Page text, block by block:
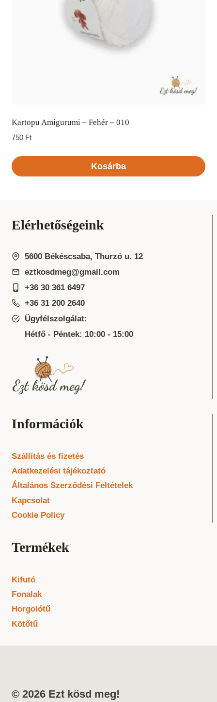
Kartopu Amigurumi – Fehér – 010
750 Ft
Kosárba
Elérhetőségeink
5600 Békéscsaba, Thurzó u. 12
eztkosdmeg@gmail.com
+36 30 361 6497
+36 31 200 2640
Ügyfélszolgálat:
Hétfő - Péntek: 10:00 - 15:00
Információk
Szállítás és fizetés
Adatkezelési tájékoztató
Általános Szerződési Feltételek
Kapcsolat
Cookie Policy
Termékek
Kifutó
Fonalak
Horgolótű
Kötőtű
© 2026 Ezt kösd meg!